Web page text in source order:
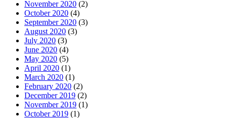
November 2020 (2)
October 2020 (4)
September 2020 (3)
August 2020 (3)
July 2020 (3)
June 2020 (4)
May 2020 (5)
April 2020 (1)
March 2020 (1)
February 2020 (2)
December 2019 (2)
November 2019 (1)
October 2019 (1)